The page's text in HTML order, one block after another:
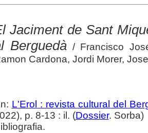
Jaciment de Sant
Berguedà / Francisco
Cardona, Jordi Morer,
L'Erol : revista cultural del
p. 8-13 : il. (Dossier. Sorba)